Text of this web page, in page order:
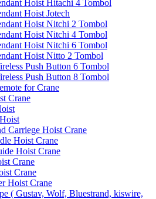
Hoist Hitachi 4 Tombol
Hoist Jotech
Hoist Nitchi 2 Tombol
Hoist Nitchi 4 Tombol
Hoist Nitchi 6 Tombol
Hoist Nitto 2 Tombol
Push Button 6 Tombol
Push Button 8 Tombol
for Crane
Crane
Carriege Hoist Crane
Hoist Crane
Hoist Crane
Crane
Crane
Hoist Crane
( Gustav, Wolf, Bluestrand, kiswire,